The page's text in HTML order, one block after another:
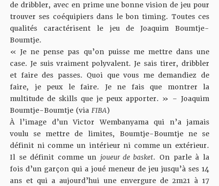
de dribbler, avec en prime une bonne vision de jeu pour
trouver ses coéquipiers dans le bon timing. Toutes ces
qualités caractérisent le jeu de Joaquim Boumtje-
Boumtje.
« Je ne pense pas qu’on puisse me mettre dans une
case. Je suis vraiment polyvalent. Je sais tirer, dribbler
et faire des passes. Quoi que vous me demandiez de
faire, je peux le faire. Je ne fais que montrer la
multitude de skills que je peux apporter. » – Joaquim
Boumtje-Boumtje (via FIBA)
À l’image d’un Victor Wembanyama qui n’a jamais
voulu se mettre de limites, Boumtje-Boumtje ne se
définit ni comme un intérieur ni comme un extérieur.
Il se définit comme un joueur de basket. On parle à la
fois d’un garçon qui a joué meneur de jeu jusqu’à ses 14
ans et qui a aujourd’hui une envergure de 2m21 à 17